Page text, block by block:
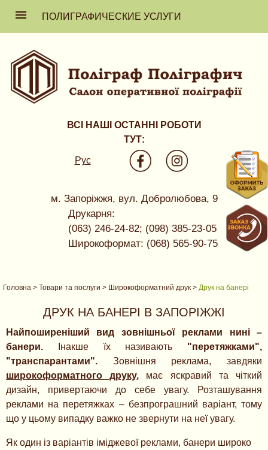
ПОЛИГРАФИЧЕСКИЕ УСЛУГИ
ВСІ НАШІ ОСТАННІ РОБОТИ
ТУТ:
Рус
м. Запоріжжя, вул. Добролюбова, 9
Друкарня:
(063) 246-24-82; (098) 385-23-05
Широкоформат: (068) 565-90-75
Головна > Товари та послуги > Широкоформатний друк > Друк на банері
ДРУК НА БАНЕРІ В ЗАПОРІЖЖІ
Найпоширеніший вид зовнішньої реклами нині –
банери. Інакше їх називають "перетяжками",
"транспарантами". Зовнішня реклама, завдяки
широкоформатного друку, має яскравий та чіткий
дизайн, привертаючи до себе увагу. Розташування
реклами на перетяжках – безпрограшний варіант, тому
що у цьому випадку важко не звернути на неї увагу.
Як один із варіантів іміджевої реклами, банери широко